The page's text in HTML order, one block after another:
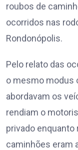
roubos de
ocorridos nas
Rondonópolis.
Pelo relato das
o mesmo modus
abordavam os
rendiam o
privado enquanto
caminhões eram